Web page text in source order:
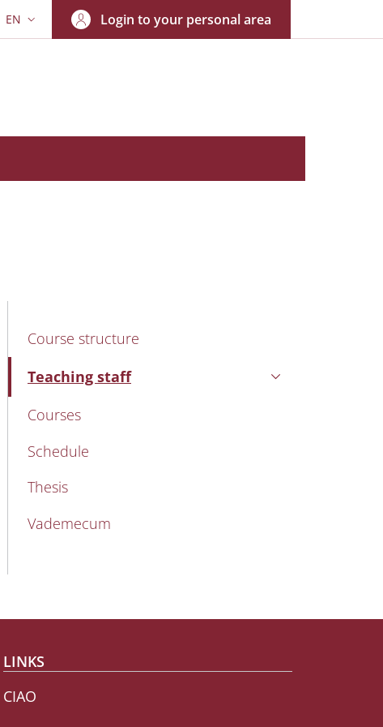
LANGUAGE SWITCHER: CURRENT LANGUAGE
EN Login to your personal area
MAIN NAVIGATION
Course structure
Teaching staff
Active
Courses
Schedule
Thesis
Vademecum
LINKS
CIAO